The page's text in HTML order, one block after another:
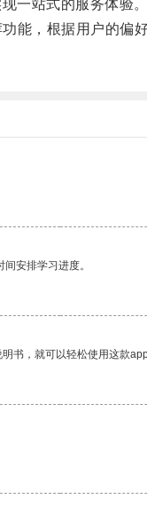
一站式的服务体验。
，根据用户的偏
安排学习进度。
书，就可以轻松使用这款app